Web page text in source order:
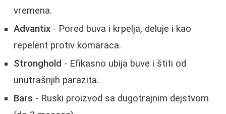
vremena.
Advantix - Pored buva i krpelja, deluje i kao
repelent protiv komaraca.
Stronghold - Efikasno ubija buve i štiti od
unutrašnjih parazita.
Bars - Ruski proizvod sa dugotrajnim dejstvom